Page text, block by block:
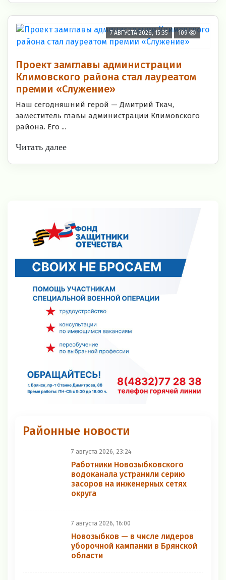
7 АВГУСТА 2026, 15:35 109
Проект замглавы администрации
Климовского района стал лауреатом
премии «Служение»
Наш сегодняшний герой — Дмитрий Ткач,
заместитель главы администрации Климовского
района. Его ...
Читать далее
Районные новости
7 августа 2026, 23:24
Работники Новозыбковского
водоканала устранили серию
засоров на инженерных сетях
округа
7 августа 2026, 16:00
Новозыбков — в числе лидеров
уборочной кампании в Брянской
области